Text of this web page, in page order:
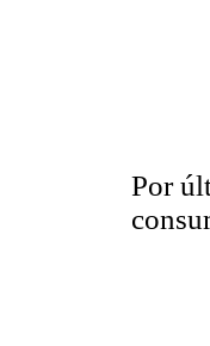
Por